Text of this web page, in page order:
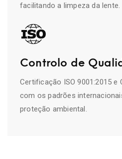
facilitando a limpeza da lente.
Controlo de
Certificação ISO 9001:2015 e
com os padrões
proteção ambiental.